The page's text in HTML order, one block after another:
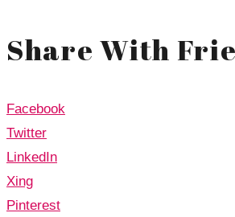
Share With
Facebook
Twitter
LinkedIn
Xing
Pinterest